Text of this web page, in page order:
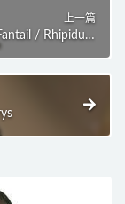
上一篇
/ Rhipidura